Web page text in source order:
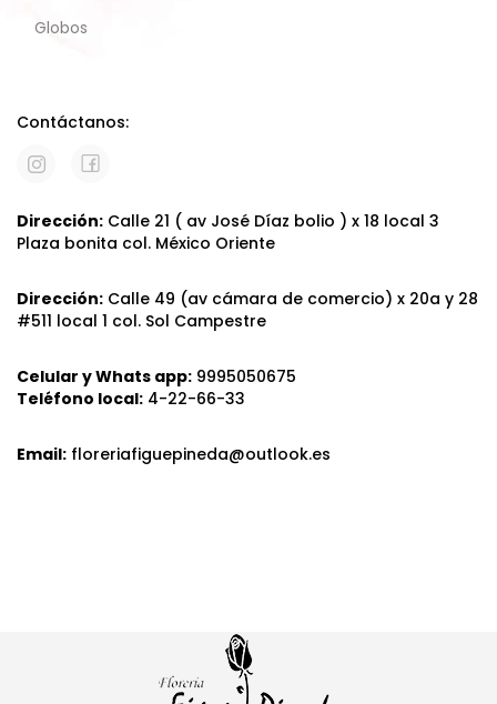
Globos
Contáctanos:
Dirección: Calle 21 ( av José Díaz bolio ) x 18 local 3
Plaza bonita col. México Oriente
Dirección: Calle 49 (av cámara de comercio) x 20a y 28
#511 local 1 col. Sol Campestre
Celular y Whats app: 9995050675
Teléfono local: 4-22-66-33
Email: floreriafiguepineda@outlook.es